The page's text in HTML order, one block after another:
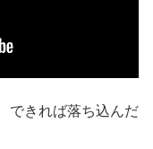
できれば落ち込んだ